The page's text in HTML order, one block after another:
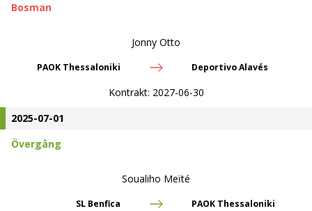
Bosman
Jonny Otto
PAOK Thessaloniki Deportivo Alavés
Kontrakt: 2027-06-30
2025-07-01
Övergång
Soualiho Meïté
SL Benfica PAOK Thessaloniki